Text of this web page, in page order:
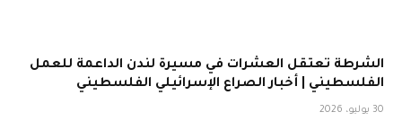
الشرطة تعتقل العشرات في مسيرة لندن الداعمة للعمل
الفلسطيني | أخبار الصراع الإسرائيلي الفلسطيني
30 يوليو، 2026